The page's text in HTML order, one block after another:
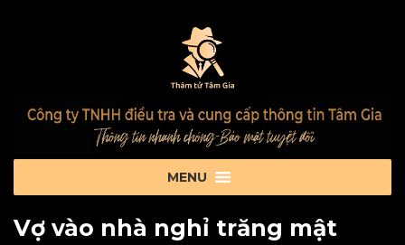
Vợ vào nhà nghỉ trăng mật